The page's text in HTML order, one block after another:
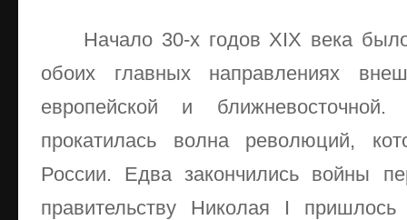
Начало 30-х годов XIX века
обоих главных направлениях
европейской и
прокатилась волна революций,
России. Едва закончились войны
правительству Николая I